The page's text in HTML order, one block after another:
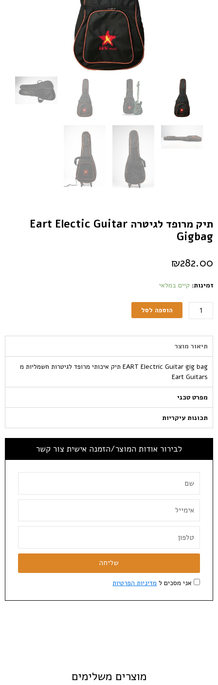
תיק מרופד לגיטרה Eart Electic Guitar
Gigbag
₪282.00
זמינות: קיים במלאי
הוספה לסל
תיאור מוצר
EART Electric Guitar gig bag תיק איכותי מרופד לגיטרות חשמליות מ
Eart Guitars
מפרט טכני
תכונות עיקריות
לבירור אודות המוצר/הזמנה אישית צור קשר
אני מסכים ל מדיניות הפרטיות
שליחה
מוצרים משלימים